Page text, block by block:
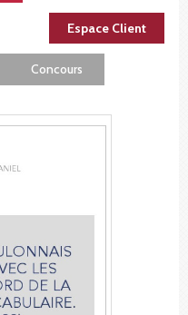
Espace Client
Concours